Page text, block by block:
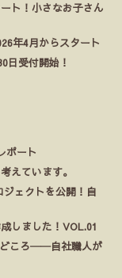
ト！小さなお子さん
年4月からスタート
日受付開始！
ポート
えています。
ェクトを公開！自
しました！VOL.01
どころ──自社職人が